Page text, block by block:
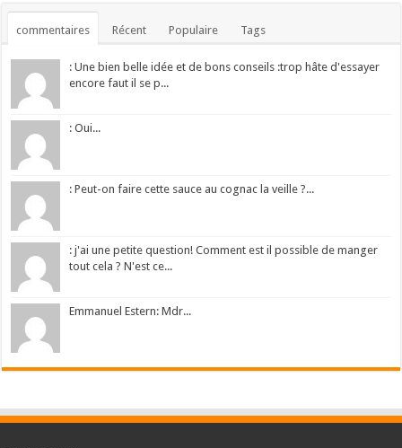
commentaires Récent Populaire Tags
: Une bien belle idée et de bons conseils :trop hâte d'essayer
encore faut il se p...
: Oui...
: Peut-on faire cette sauce au cognac la veille ?...
: j'ai une petite question! Comment est il possible de manger
tout cela ? N'est ce...
Emmanuel Estern: Mdr...